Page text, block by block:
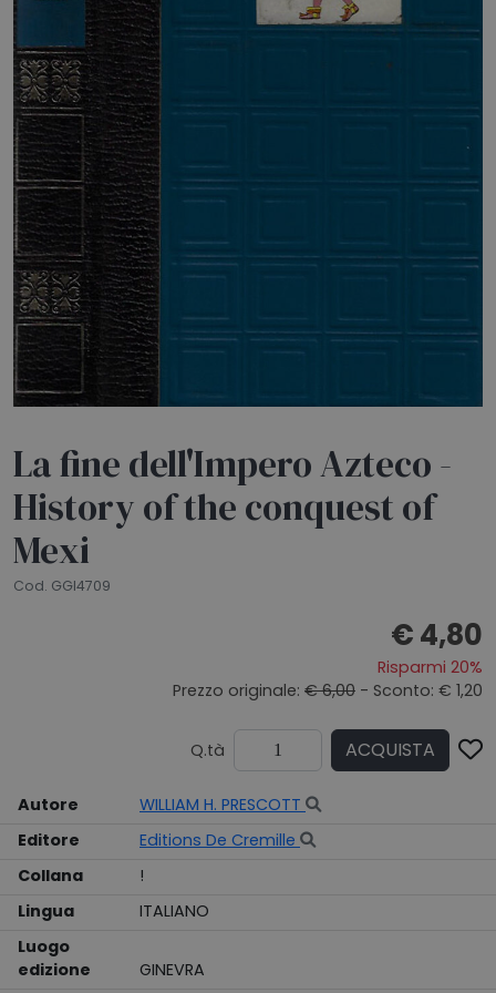
BLOG
CHI SIAMO
OUTLET
NEWSLETTER
La fine dell'Impero Azteco -
History of the conquest of
Mexi
Cod. GGI4709
€ 4,80
Risparmi 20%
Prezzo originale: € 6,00 - Sconto: € 1,20
Q.tà ACQUISTA
Autore
WILLIAM H. PRESCOTT
Editore
Editions De Cremille
Collana
!
Lingua
ITALIANO
Luogo
edizione
GINEVRA